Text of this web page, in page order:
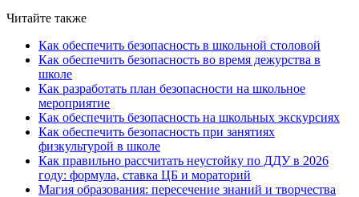
Читайте также
Как обеспечить безопасность в школьной столовой
Как обеспечить безопасность во время дежурства в
школе
Как разработать план безопасности на школьное
мероприятие
Как обеспечить безопасность на школьных экскурсиях
Как обеспечить безопасность при занятиях
физкультурой в школе
Как правильно рассчитать неустойку по ДДУ в 2026
году: формула, ставка ЦБ и мораторий
Магия образования: пересечение знаний и творчества